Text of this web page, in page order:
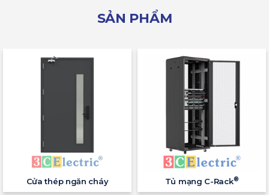
SẢN PHẨM
Cửa thép ngăn cháy Tủ mạng C-Rack®